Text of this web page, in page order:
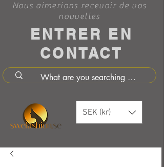
ENTRER EN
CONTACT
Nous aimerions recevoir de vos
nouvelles
SEK (kr)